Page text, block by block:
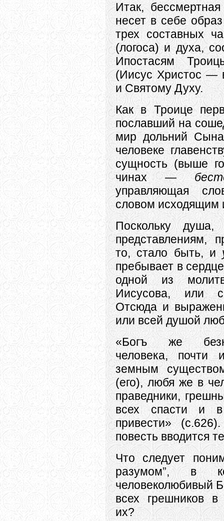
Итак,
несет в себе
трех составных
(логоса) и духа,
Ипостасям
(Иисус Христос —
и Святому Духу.
Как в Троице
пославший на
мир дольний
человеке
сущность (выше
чинах —
управляющая
словом исходящим
Поскольку душа,
представлениям,
то, стало быть, и
пребывает в
одной из
Иисусова, или
Отсюда и
или всей душой
«Богъ же
человека,
земным
(его), любя же в
праведники,
всех спасти и
привести»
повесть вводится
Что следует
разумом”, в
человеколюбивый
всех грешников в
их?